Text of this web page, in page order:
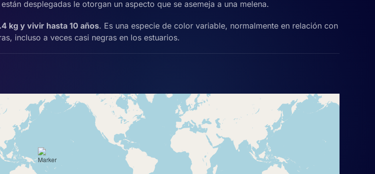
desplegadas le otorgan un aspecto que se asemeja a una melena.
kg y vivir hasta 10 años. Es una especie de color variable, normalmente en relación con
incluso a veces casi negras en los estuarios.